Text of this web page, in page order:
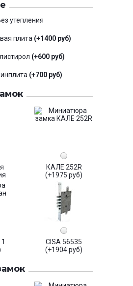
утепления
плита (+1400 руб)
(+600 руб)
(+700 руб)
КАЛЕ 252R
(+1975 руб)
CISA 56535
(+1904 руб)